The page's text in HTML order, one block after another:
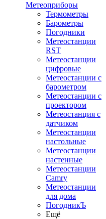
Метеоприборы
Термометры
Барометры
Погодники
Метеостанции
RST
Метеостанции
цифровые
Метеостанции с
барометром
Метеостанции с
проектором
Метеостанция с
датчиком
Метеостанции
настольные
Метеостанции
настенные
Метеостанции
Camry
Метеостанции
для дома
ПогодникЪ
Ещё